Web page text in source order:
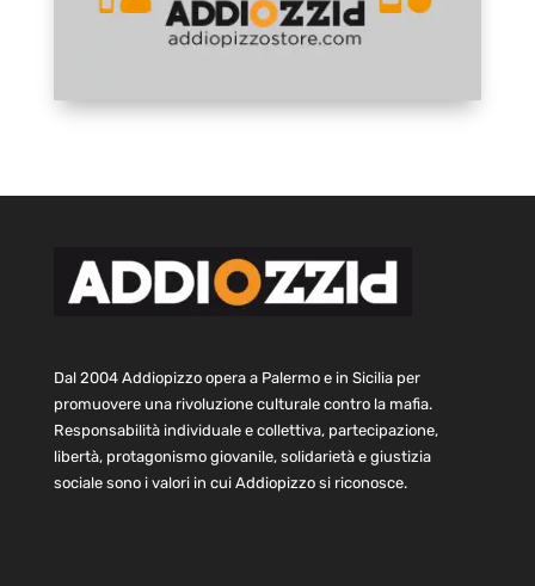
Dal 2004 Addiopizzo opera a Palermo e in Sicilia per
promuovere una rivoluzione culturale contro la mafia.
Responsabilità individuale e collettiva, partecipazione,
libertà, protagonismo giovanile, solidarietà e giustizia
sociale sono i valori in cui Addiopizzo si riconosce.